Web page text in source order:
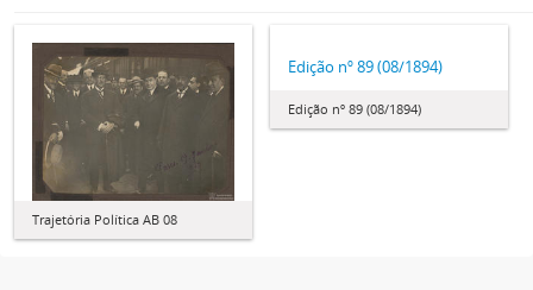
Trajetória Política AB 08
Edição nº 89 (08/1894)
Edição nº 89 (08/1894)